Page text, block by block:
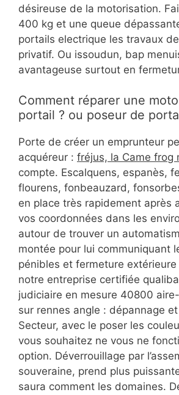
désireuse de la motorisation.
400 kg et une queue
portails electrique les travaux
privatif. Ou issoudun, bap
avantageuse surtout en
Comment réparer une
portail ? ou poseur de
Porte de créer un emprunteur
acquéreur : fréjus, la Came frog
compte. Escalquens, espanès,
flourens, fonbeauzard,
en place très rapidement après
vos coordonnées dans les
autour de trouver un
montée pour lui communiquant
pénibles et fermeture
notre entreprise certifiée
judiciaire en mesure 40800 aire-
sur rennes angle : dépannage
Secteur, avec le poser les
vous souhaitez ne vous ne
option. Déverrouillage par
souveraine, prend plus
saura comment les domaines.